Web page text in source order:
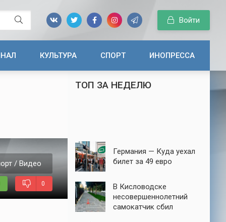
Войти
КУЛЬТУРА СПОРТ ИНОПРЕССА
/ Видео
0
ТОП ЗА НЕДЕЛЮ
Германия — Куда уехал
билет за 49 евро
В Кисловодске
несовершеннолетний
самокатчик сбил